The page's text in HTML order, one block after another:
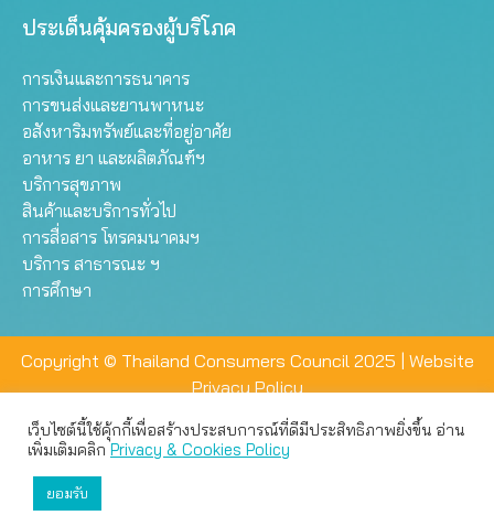
ประเด็นคุ้มครองผู้บริโภค
การเงินและการธนาคาร
การขนส่งและยานพาหนะ
อสังหาริมทรัพย์และที่อยู่อาศัย
อาหาร ยา และผลิตภัณฑ์ฯ
บริการสุขภาพ
สินค้าและบริการทั่วไป
การสื่อสาร โทรคมนาคมฯ
บริการ สาธารณะ ฯ
การศึกษา
Copyright © Thailand Consumers Council 2025 | Website
Privacy Policy
เว็บไซต์นี้ใช้คุ้กกี้เพื่อสร้างประสบการณ์ที่ดีมีประสิทธิภาพยิ่งขึ้น อ่าน
เพิ่มเติมคลิกPrivacy & Cookies Policy
ยอมรับ
เว็บไซต์นี้ใช้คุกกี้เพื่อมอบประสบการณ์การใช้งานที่ดีให้แก่ท่าน คุณ
สามารถเลือกตั้งค่าความเป็นส่วนตัวได้
ยอมรับทั้งหมด